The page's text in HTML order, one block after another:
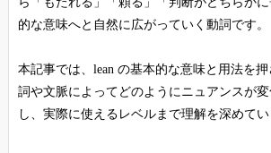
的な意味へと自然に広がっていく動詞です。
本記事では、lean の基本的な意味と用法を
詞や文脈によってどのようにニュアンスが
し、実際に使えるレベルまで理解を深めてい